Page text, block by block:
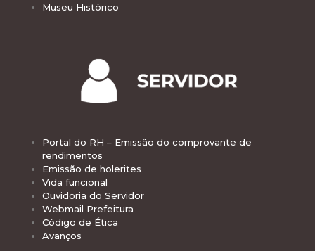
Museu Histórico
Portal do RH – Emissão do comprovante de
rendimentos
Emissão de holerites
Vida funcional
Ouvidoria do Servidor
Webmail Prefeitura
Código de Ética
Avanços